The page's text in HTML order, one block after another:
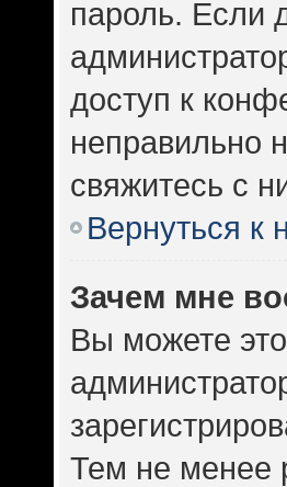
пароль. Если
доступ к
неправильно
свяжитесь с
Вернуться к
Зачем мне
Вы можете
Тем не менее